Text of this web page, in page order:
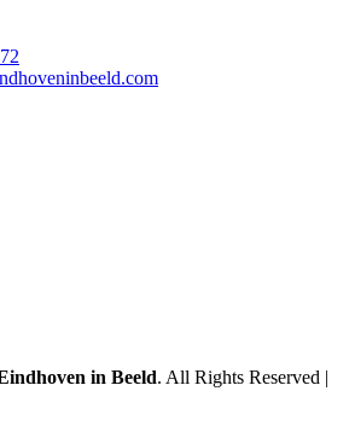
in Beeld. All Rights Reserved |